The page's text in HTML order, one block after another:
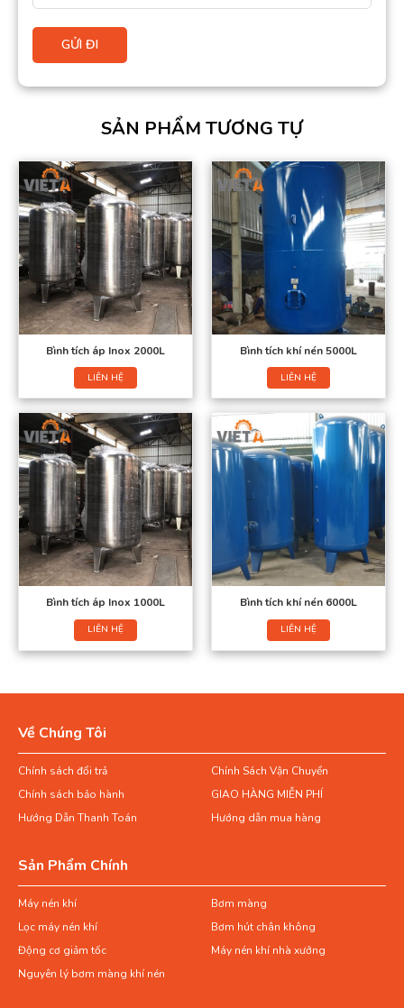
SẢN PHẨM TƯƠNG TỰ
Bình tích áp Inox 2000L
LIÊN HỆ
Bình tích khí nén 5000L
LIÊN HỆ
Bình tích áp Inox 1000L
LIÊN HỆ
Bình tích khí nén 6000L
LIÊN HỆ
Về Chúng Tôi
Chính sách đổi trả
Chính Sách Vận Chuyển
Chính sách bảo hành
GIAO HÀNG MIỄN PHÍ
Hướng Dẫn Thanh Toán
Hướng dẫn mua hàng
Sản Phẩm Chính
Máy nén khí
Bơm màng
Lọc máy nén khí
Bơm hút chân không
Động cơ giảm tốc
Máy nén khí nhà xưởng
Nguyên lý bơm màng khí nén